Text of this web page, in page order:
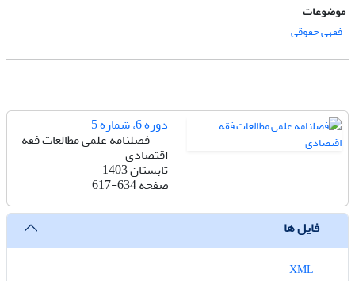
موضوعات
فقهی حقوقی
دوره 6، شماره 5
فصلنامه علمی مطالعات فقه
اقتصادی
تابستان 1403
صفحه617-634
فایل ها